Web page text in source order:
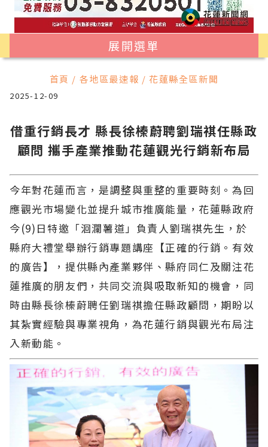
展開選單
首頁 / 各地區最速報 / 花蓮縣全區新聞
2025-12-09
借重行銷長才 縣長徐榛蔚聘劉瑞祺任縣政
顧問 攜手產業推動花蓮觀光行銷新布局
今年對花蓮而言，是調整與重整的重要時刻。為回
應觀光市場變化並提升城市推廣能量，花蓮縣政府
今(9)日特邀「洄瀾薯道」負責人劉瑞祺先生，於
縣府大禮堂舉辦行銷專題講座【正確的行銷。有效
的廣告】，提供縣內產業夥伴、縣府同仁及關注花
蓮推廣的朋友們，共同交流與吸取新知的機會，同
時由縣長徐榛蔚聘任劉瑞祺擔任縣政顧問，期盼以
其紮實經驗與專業視角，為花蓮行銷與觀光布局注
入新動能。